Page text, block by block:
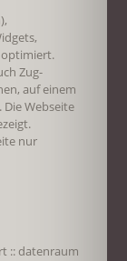
optimiert.
Zug-
auf einem
Webseite
nur
:: datenraum